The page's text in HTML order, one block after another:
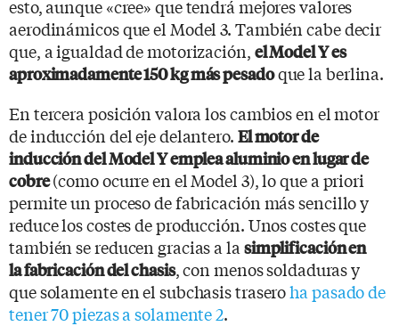
esto, aunque «cree» que tendrá mejores valores
aerodinámicos que el Model 3. También cabe decir
que, a igualdad de motorización, el Model Y es
aproximadamente 150 kg más pesadoque la berlina.
En tercera posición valora los cambios en el motor
de inducción del eje delantero. El motor de
inducción del Model Y emplea aluminio en lugar de
cobre(como ocurre en el Model 3), lo que a priori
permite un proceso de fabricación más sencillo y
reduce los costes de producción. Unos costes que
también se reducen gracias a la simplificación en
la fabricación del chasis, con menos soldaduras y
que solamente en el subchasis traseroha pasado de
tener 70 piezas a solamente 2.